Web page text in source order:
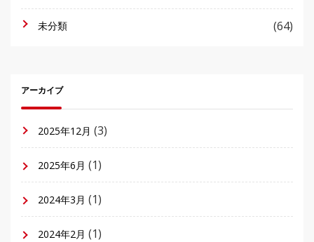
未分類 (64)
アーカイブ
2025年12月 (3)
2025年6月 (1)
2024年3月 (1)
2024年2月 (1)